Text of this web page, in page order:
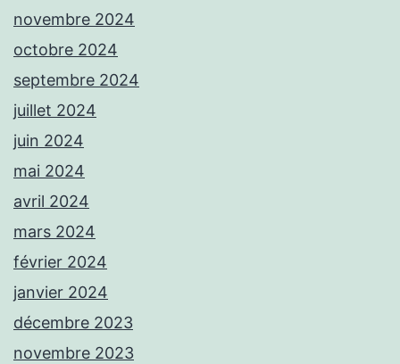
novembre 2024
octobre 2024
septembre 2024
juillet 2024
juin 2024
mai 2024
avril 2024
mars 2024
février 2024
janvier 2024
décembre 2023
novembre 2023